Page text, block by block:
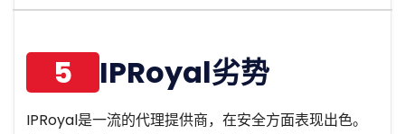
5 IPRoyal劣势
IPRoyal是一流的代理提供商，在安全方面表现出色。